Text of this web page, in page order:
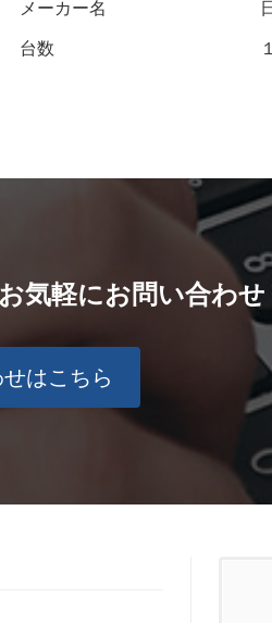
メーカー名
台数
お気軽にお問い合わ
はこちら